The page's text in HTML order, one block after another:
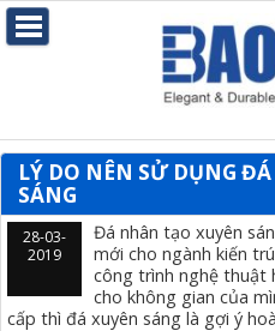
LÝ DO NÊN SỬ DỤNG
SÁNG
28-03-
2019
Đá nhân tạo xuyên
mới cho ngành kiến
công trình nghệ thuật
cho không gian của
cấp thì đá xuyên sáng là gợi ý